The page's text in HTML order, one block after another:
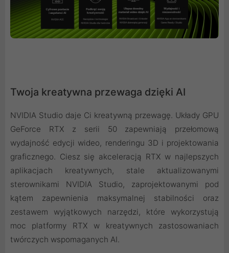
Twoja kreatywna przewaga dzięki AI
NVIDIA Studio daje Ci kreatywną przewagę. Układy GPU
GeForce RTX z serii 50 zapewniają przełomową
wydajność edycji wideo, renderingu 3D i projektowania
graficznego. Ciesz się akceleracją RTX w najlepszych
aplikacjach kreatywnych, stale aktualizowanymi
sterownikami NVIDIA Studio, zaprojektowanymi pod
kątem zapewnienia maksymalnej stabilności oraz
zestawem wyjątkowych narzędzi, które wykorzystują
moc platformy RTX w kreatywnych zastosowaniach
twórczych wspomaganych AI.